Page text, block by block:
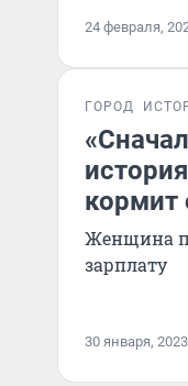
24 февраля,
ГОРОД
Женщина
зарплату
30 января,